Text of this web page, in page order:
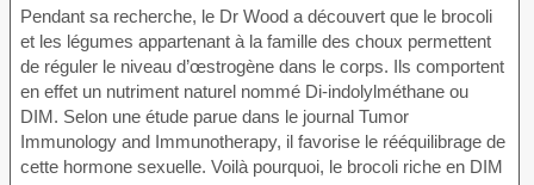
Pendant sa recherche, le Dr Wood a découvert que le brocoli
et les légumes appartenant à la famille des choux permettent
de réguler le niveau d’œstrogène dans le corps. Ils comportent
en effet un nutriment naturel nommé Di-indolylméthane ou
DIM. Selon une étude parue dans le journal Tumor
Immunology and Immunotherapy, il favorise le rééquilibrage de
cette hormone sexuelle. Voilà pourquoi, le brocoli riche en DIM